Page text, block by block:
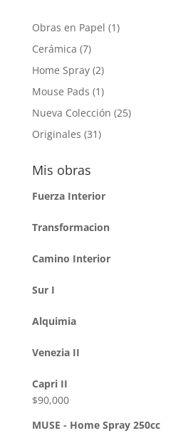
Obras en Papel 11
Cerámica 77
productos
Home Spray 22
productos
Mouse Pads 11
producto
Nueva Colección 2525
Originales 3131
Mis obras
Fuerza Interior
Transformacion
Camino Interior
Sur I
Alquimia
Venezia II
Capri II
$90,000
MUSE - Home Spray 250cc